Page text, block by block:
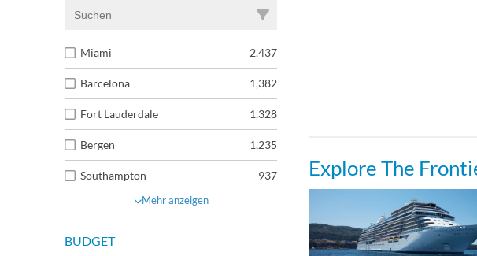
Miami 2,437
Barcelona 1,382
Fort Lauderdale 1,328
Bergen 1,235
Southampton 937
Mehr anzeigen
BUDGET
Explore The